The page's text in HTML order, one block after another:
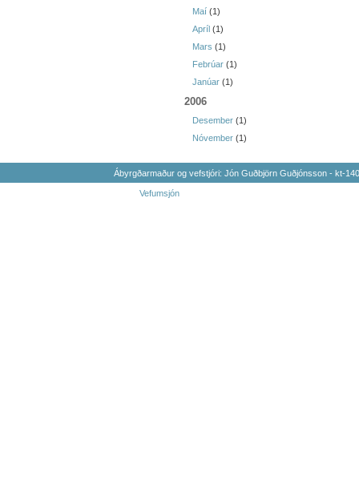
Maí (1)
Apríl (1)
Mars (1)
Febrúar (1)
Janúar (1)
2006
Desember (1)
Nóvember (1)
Ábyrgðarmaður og vefstjóri: Jón Guðbjörn Guðjónsson - kt-
Vefumsjón